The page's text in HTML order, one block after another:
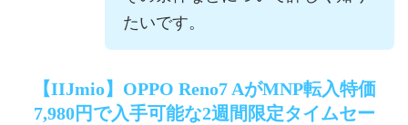
たいです。
【IIJmio】OPPO Reno7 AがMNP転入特価
7,980円で入手可能な2週間限定タイムセー